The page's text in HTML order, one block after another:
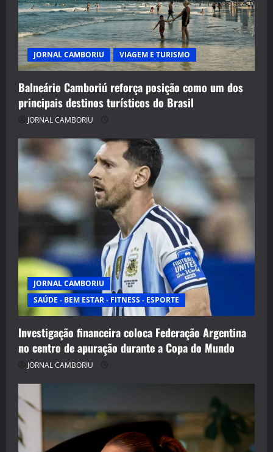
JORNAL CAMBORIU VIAGEM E TURISMO
Balneário Camboriú reforça posição como um dos
principais destinos turísticos do Brasil
JORNAL CAMBORIU
JORNAL CAMBORIU
SAÚDE - BEM ESTAR - FITNESS - ESPORTE
Investigação financeira coloca Federação Argentina
no centro de apuração durante a Copa do Mundo
JORNAL CAMBORIU